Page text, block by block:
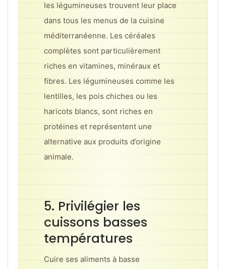
les légumineuses trouvent leur place
dans tous les menus de la cuisine
méditerranéenne. Les céréales
complètes sont particulièrement
riches en vitamines, minéraux et
fibres. Les légumineuses comme les
lentilles, les pois chiches ou les
haricots blancs, sont riches en
protéines et représentent une
alternative aux produits d’origine
animale.
5. Privilégier les
cuissons basses
températures
Cuire ses aliments à basse